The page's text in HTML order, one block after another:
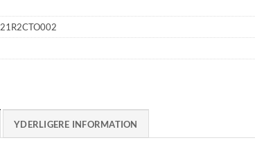
21R2CTO002
YDERLIGERE INFORMATION